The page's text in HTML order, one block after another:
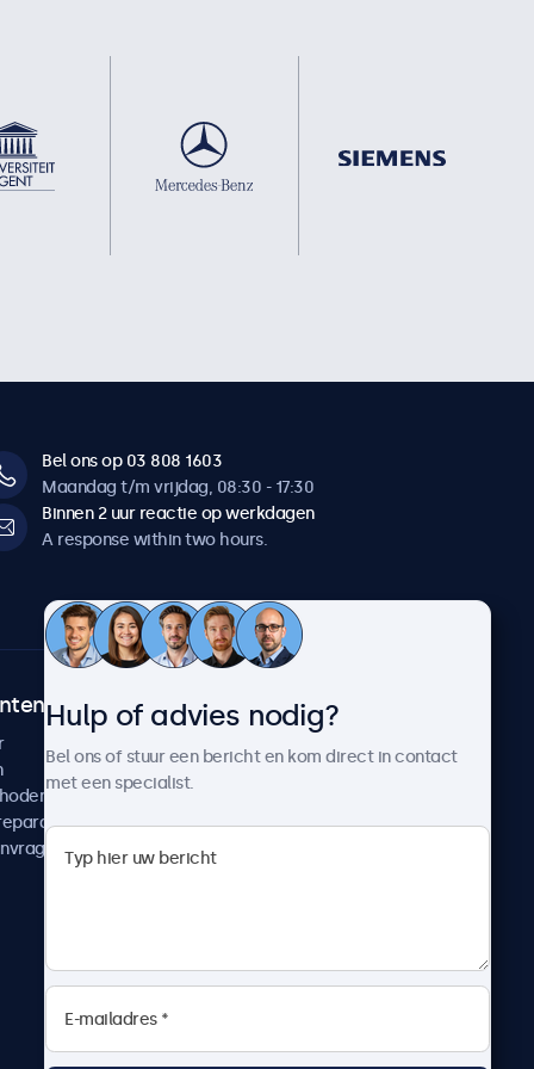
Bel ons op 03 808 1603
Maandag t/m vrijdag, 08:30 - 17:30
Binnen 2 uur reactie op werkdagen
A response within two hours.
Over Beetronics
Werken bij Beetronics
Algemene voorwaarden
Hulp of advies nodig?
Bel ons of stuur een bericht en kom direct in contact
met een specialist.